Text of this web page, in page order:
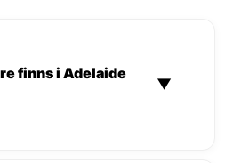
finns i Adelaide
▼